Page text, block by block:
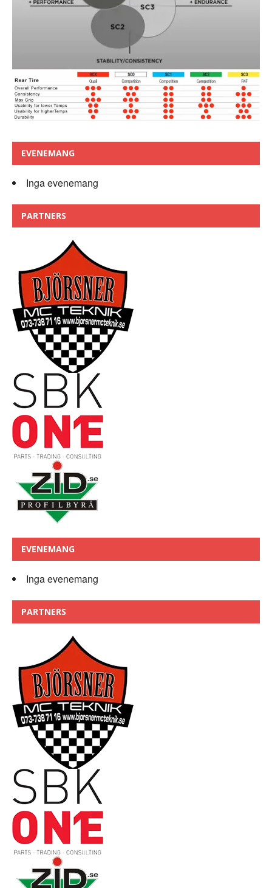
EVENEMANG
Inga evenemang
PARTNERS
EVENEMANG
Inga evenemang
PARTNERS